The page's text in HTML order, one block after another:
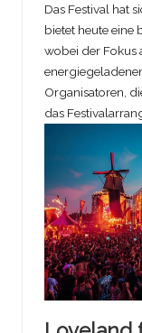
Das Festival hat
bietet heute eine
wobei der Fokus
Organisatoren,
das